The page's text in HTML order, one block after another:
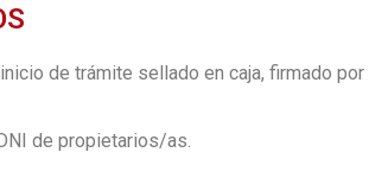
de trámite sellado en caja, firmado
de propietarios/as.